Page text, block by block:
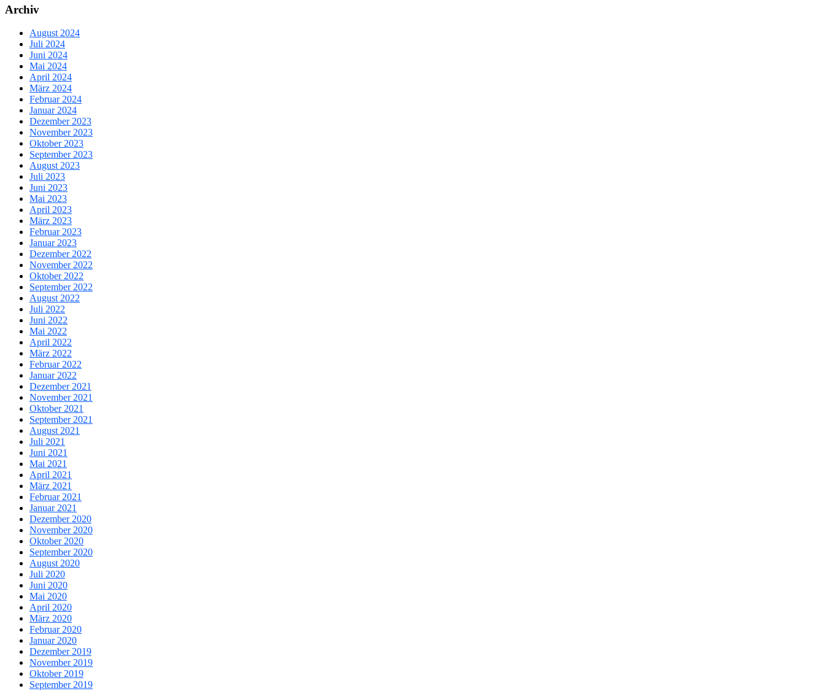
Archiv
August 2024
Juli 2024
Juni 2024
Mai 2024
April 2024
März 2024
Februar 2024
Januar 2024
Dezember 2023
November 2023
Oktober 2023
September 2023
August 2023
Juli 2023
Juni 2023
Mai 2023
April 2023
März 2023
Februar 2023
Januar 2023
Dezember 2022
November 2022
Oktober 2022
September 2022
August 2022
Juli 2022
Juni 2022
Mai 2022
April 2022
März 2022
Februar 2022
Januar 2022
Dezember 2021
November 2021
Oktober 2021
September 2021
August 2021
Juli 2021
Juni 2021
Mai 2021
April 2021
März 2021
Februar 2021
Januar 2021
Dezember 2020
November 2020
Oktober 2020
September 2020
August 2020
Juli 2020
Juni 2020
Mai 2020
April 2020
März 2020
Februar 2020
Januar 2020
Dezember 2019
November 2019
Oktober 2019
September 2019